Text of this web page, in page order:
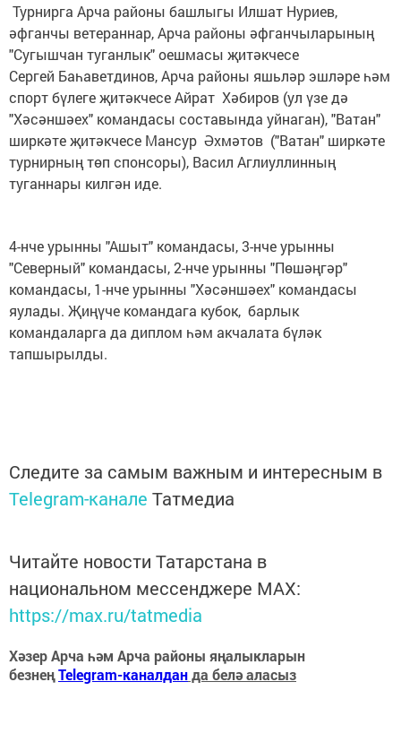
Турнирга Арча районы башлыгы Илшат Нуриев,
әфганчы ветераннар, Арча районы әфганчыларының
"Сугышчан туганлык" оешмасы җитәкчесе
Сергей Баһаветдинов, Арча районы яшьләр эшләре һәм
спорт бүлеге җитәкчесе Айрат Хәбиров (ул үзе дә
"Хәсәншәех" командасы составында уйнаган), "Ватан"
ширкәте җитәкчесе Мансур Әхмәтов ("Ватан" ширкәте
турнирның төп спонсоры), Васил Аглиуллинның
туганнары килгән иде.
4-нче урынны "Ашыт" командасы, 3-нче урынны
"Северный" командасы, 2-нче урынны "Пөшәңгәр"
командасы, 1-нче урынны "Хәсәншәех" командасы
яулады. Җиңүче командага кубок, барлык
командаларга да диплом һәм акчалата бүләк
тапшырылды.
Следите за самым важным и интересным в
Telegram-канале Татмедиа
Читайте новости Татарстана в
национальном мессенджере MАХ:
https://max.ru/tatmedia
Хәзер Арча һәм Арча районы яңалыкларын
безнеңTelegram-каналданда белә аласыз